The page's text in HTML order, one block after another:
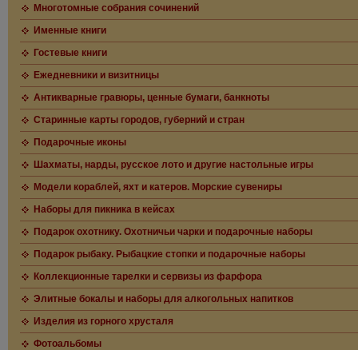
Многотомные собрания сочинений
Именные книги
Гостевые книги
Ежедневники и визитницы
Антикварные гравюры, ценные бумаги, банкноты
Старинные карты городов, губерний и стран
Подарочные иконы
Шахматы, нарды, русское лото и другие настольные игры
Модели кораблей, яхт и катеров. Морские сувениры
Наборы для пикника в кейсах
Подарок охотнику. Охотничьи чарки и подарочные наборы
Подарок рыбаку. Рыбацкие стопки и подарочные наборы
Коллекционные тарелки и сервизы из фарфора
Элитные бокалы и наборы для алкогольных напитков
Изделия из горного хрусталя
Фотоальбомы